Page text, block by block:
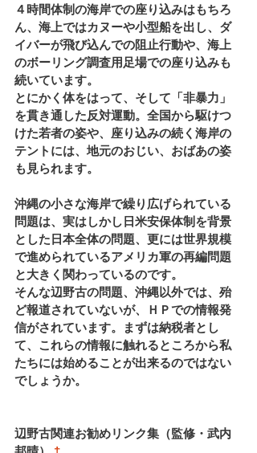
４時間体制の海岸での座り込みはもちろ
ん、海上ではカヌーや小型船を出し、ダ
イバーが飛び込んでの阻止行動や、海上
のボーリング調査用足場での座り込みも
続いています。
とにかく体をはって、そして「非暴力」
を貫き通した反対運動。全国から駆けつ
けた若者の姿や、座り込みの続く海岸の
テントには、地元のおじい、おばあの姿
も見られます。
沖縄の小さな海岸で繰り広げられている
問題は、実はしかし日米安保体制を背景
とした日本全体の問題、更には世界規模
で進められているアメリカ軍の再編問題
と大きく関わっているのです。
そんな辺野古の問題、沖縄以外では、殆
ど報道されていないが、ＨＰでの情報発
信がされています。まずは納税者とし
て、これらの情報に触れるところから私
たちには始めることが出来るのではない
でしょうか。
辺野古関連お勧めリンク集（監修・武内